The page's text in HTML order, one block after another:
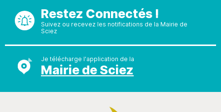
Restez Connectés !
Suivez ou recevez les notifications de la Mairie de
Sciez
Je télécharge l'application de la
Mairie de Sciez